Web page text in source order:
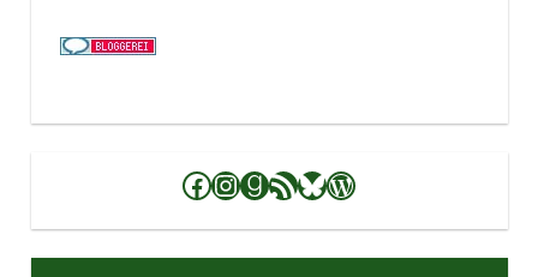
Facebook
Instagram
Goodreads
RSS-Feed
Bluesky
WordPress